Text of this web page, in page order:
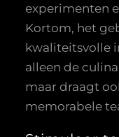
experimenten
Kortom, het
kwaliteitsvolle
alleen de
maar draagt
memorabele